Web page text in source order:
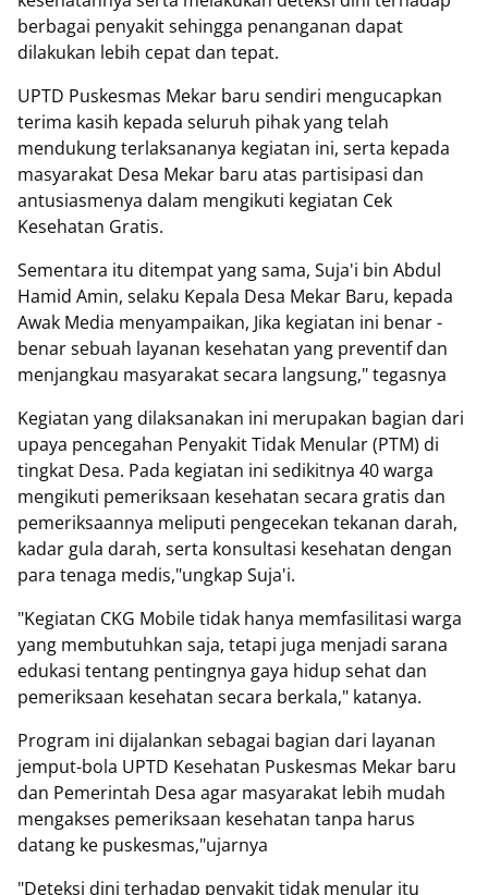
berbagai penyakit sehingga penanganan dapat
dilakukan lebih cepat dan tepat.
UPTD Puskesmas Mekar baru sendiri mengucapkan
terima kasih kepada seluruh pihak yang telah
mendukung terlaksananya kegiatan ini, serta kepada
masyarakat Desa Mekar baru atas partisipasi dan
antusiasmenya dalam mengikuti kegiatan Cek
Kesehatan Gratis.
Sementara itu ditempat yang sama, Suja'i bin Abdul
Hamid Amin, selaku Kepala Desa Mekar Baru, kepada
Awak Media menyampaikan, Jika kegiatan ini benar -
benar sebuah layanan kesehatan yang preventif dan
menjangkau masyarakat secara langsung," tegasnya
Kegiatan yang dilaksanakan ini merupakan bagian dari
upaya pencegahan Penyakit Tidak Menular (PTM) di
tingkat Desa. Pada kegiatan ini sedikitnya 40 warga
mengikuti pemeriksaan kesehatan secara gratis dan
pemeriksaannya meliputi pengecekan tekanan darah,
kadar gula darah, serta konsultasi kesehatan dengan
para tenaga medis,"ungkap Suja'i.
"Kegiatan CKG Mobile tidak hanya memfasilitasi warga
yang membutuhkan saja, tetapi juga menjadi sarana
edukasi tentang pentingnya gaya hidup sehat dan
pemeriksaan kesehatan secara berkala," katanya.
Program ini dijalankan sebagai bagian dari layanan
jemput-bola UPTD Kesehatan Puskesmas Mekar baru
dan Pemerintah Desa agar masyarakat lebih mudah
mengakses pemeriksaan kesehatan tanpa harus
datang ke puskesmas,"ujarnya
"Deteksi dini terhadap penyakit tidak menular itu